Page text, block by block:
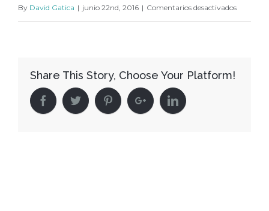
By David Gatica | junio 22nd, 2016 | Comentarios desactivadosen
Share This Story, Choose Your Platform!